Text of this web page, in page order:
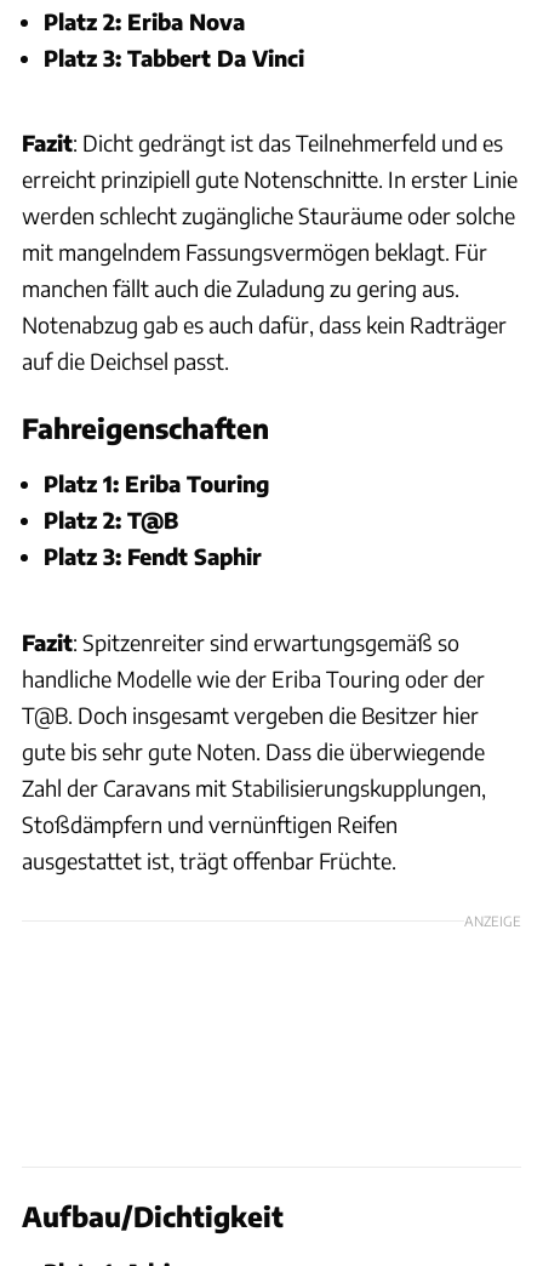
Platz 2: Eriba Nova
Platz 3: Tabbert Da Vinci
Fazit: Dicht gedrängt ist das Teilnehmerfeld und es
erreicht prinzipiell gute Notenschnitte. In erster Linie
werden schlecht zugängliche Stauräume oder solche
mit mangelndem Fassungsvermögen beklagt. Für
manchen fällt auch die Zuladung zu gering aus.
Notenabzug gab es auch dafür, dass kein Radträger
auf die Deichsel passt.
Fahreigenschaften
Platz 1: Eriba Touring
Platz 2: T@B
Platz 3: Fendt Saphir
Fazit: Spitzenreiter sind erwartungsgemäß so
handliche Modelle wie der Eriba Touring oder der
T@B. Doch insgesamt vergeben die Besitzer hier
gute bis sehr gute Noten. Dass die überwiegende
Zahl der Caravans mit Stabilisierungskupplungen,
Stoßdämpfern und vernünftigen Reifen
ausgestattet ist, trägt offenbar Früchte.
ANZEIGE
Aufbau/Dichtigkeit